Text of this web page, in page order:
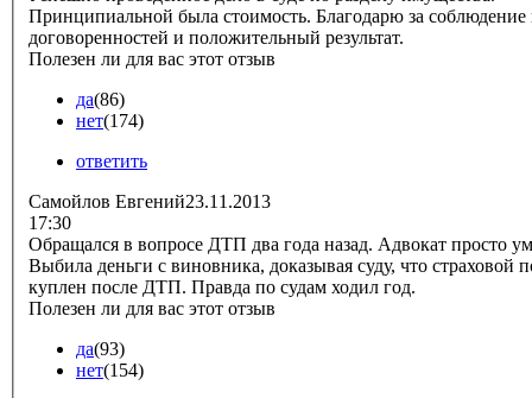
Принципиальной была стоимость. Благодарю за соблюдение всех
договоренностей и положительный результат.
Полезен ли для вас этот отзыв
да(86)
нет(174)
ответить
Самойлов Евгений23.11.2013
17:30
Обращался в вопросе ДТП два года назад. Адвокат просто умница.
Выбила деньги с виновника, доказывая суду, что страховой
куплен после ДТП. Правда по судам ходил год.
Полезен ли для вас этот отзыв
да(93)
нет(154)